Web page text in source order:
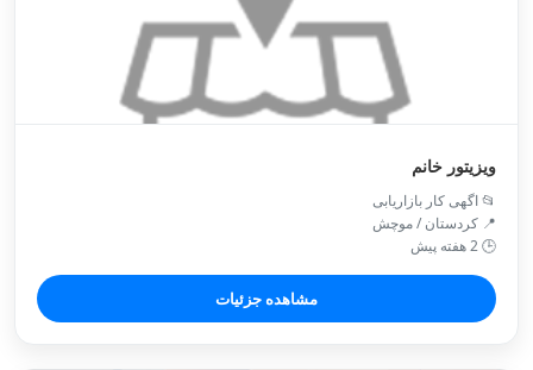
ویزیتور خانم
📂 اگهی کار بازاریابی
📍 کردستان / موچش
🕒 2 هفته پیش
مشاهده جزئیات